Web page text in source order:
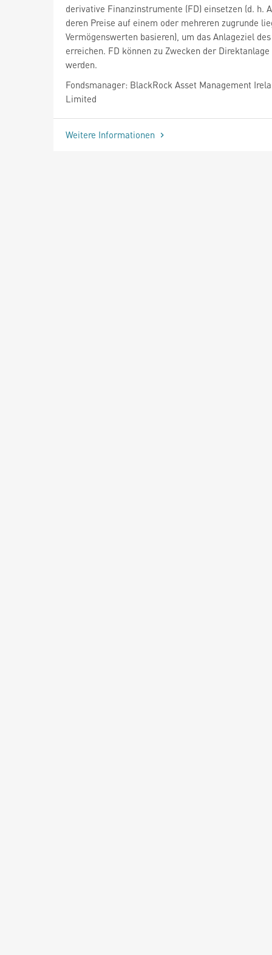
derivative Finanzinstrumente (FD) einsetzen (d. h.
deren Preise auf einem oder mehreren zugrunde
Vermögenswerten basieren), um das Anlageziel
erreichen. FD können zu Zwecken der
werden.
Fondsmanager: BlackRock Asset Management
Limited
Weitere Informationen